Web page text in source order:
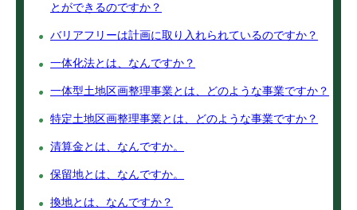
とができるのですか？
バリアフリーは計画に取り入れられているのですか？
一体化法とは、なんですか？
一体型土地区画整理事業とは、どのような事業ですか？
特定土地区画整理事業とは、どのような事業ですか？
清算金とは、なんですか。
保留地とは、なんですか。
換地とは、なんですか？